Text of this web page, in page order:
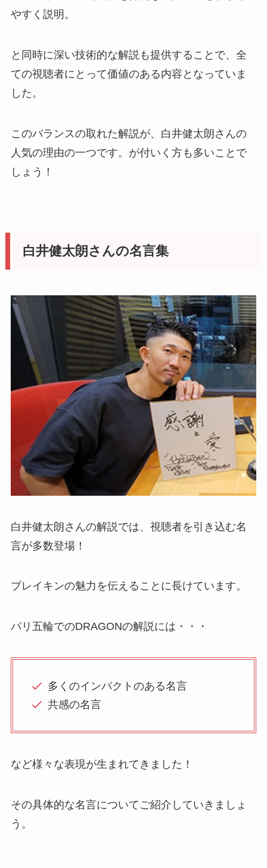
やすく説明。
と同時に深い技術的な解説も提供することで、全
ての視聴者にとって価値のある内容となっていま
した。
このバランスの取れた解説が、白井健太朗さんの
人気の理由の一つです。が付いく方も多いことで
しょう！
白井健太朗さんの名言集
白井健太朗さんの解説では、視聴者を引き込む名
言が多数登場！
ブレイキンの魅力を伝えることに長けています。
パリ五輪でのDRAGONの解説には・・・
多くのインパクトのある名言
共感の名言
など様々な表現が生まれてきました！
その具体的な名言についてご紹介していきましょ
う。